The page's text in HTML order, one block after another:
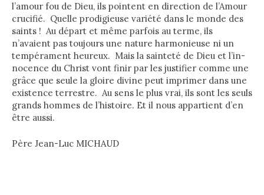
l’amour fou de Dieu, ils pointent en direction de l’Amour
crucifié. Quelle prodigieuse variété dans le monde des
saints ! Au départ et même parfois au terme, ils
n’avaient pas toujours une nature harmonieuse ni un
tempérament heureux. Mais la sainteté de Dieu et l’in-
nocence du Christ vont finir par les justifier comme une
grâce que seule la gloire divine peut imprimer dans une
existence terrestre. Au sens le plus vrai, ils sont les seuls
grands hommes de l’histoire. Et il nous appartient d’en
être aussi.
Père Jean-Luc MICHAUD